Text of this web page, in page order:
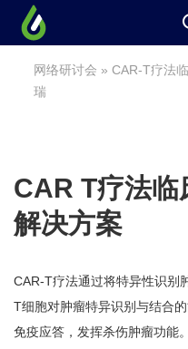
网络研讨会 » CAR-T疗法
瑞
CAR T疗法临
解决方案
CAR-T疗法通过将特异性识别
T细胞对肿瘤特异识别与结合
免疫应答，发挥杀伤肿瘤功能。